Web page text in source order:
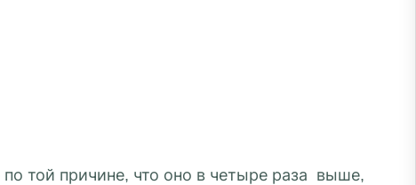
той причине, что оно в четыре раза выше,